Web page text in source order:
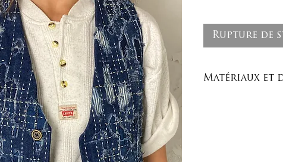
Rupture de
Matériaux et